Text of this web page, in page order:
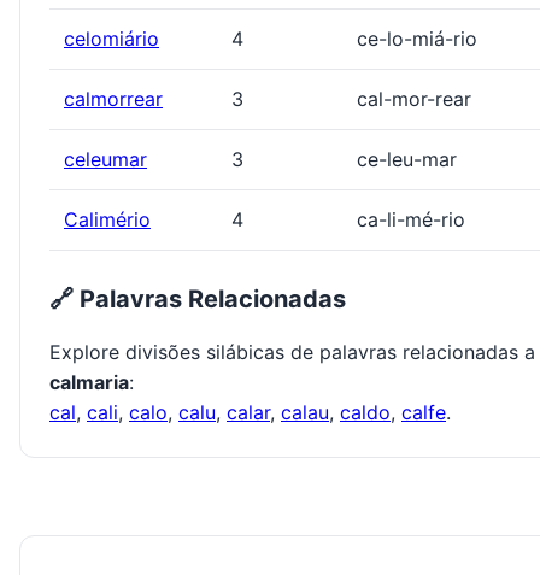
celomiário 4 ce-lo-miá-rio
calmorrear 3 cal-mor-rear
celeumar 3 ce-leu-mar
Calimério 4 ca-li-mé-rio
🔗 Palavras Relacionadas
Explore divisões silábicas de palavras relacionadas a
calmaria:
cal, cali, calo, calu, calar, calau, caldo, calfe.